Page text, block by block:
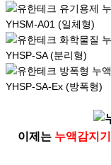
YHSM-A01 (일체형)
YHSP-SA (분리형)
YHSP-SA-Ex (방폭형)
이제는 누액감지기